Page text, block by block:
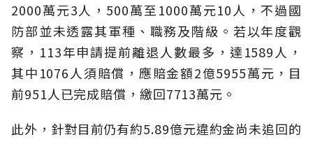
2000萬元3人，500萬至1000萬元10人，不過國
防部並未透露其軍種、職務及階級。若以年度觀
察，113年申請提前離退人數最多，達1589人，
其中1076人須賠償，應賠金額2億5955萬元，目
前951人已完成賠償，繳回7713萬元。
此外，針對目前仍有約5.89億元違約金尚未追回的